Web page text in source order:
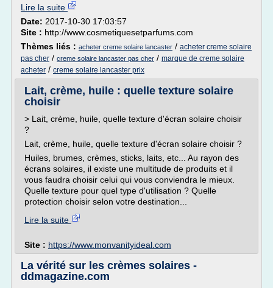
Lire la suite
Date: 2017-10-30 17:03:57
Site : http://www.cosmetiquesetparfums.com
Thèmes liés : acheter creme solaire lancaster / acheter creme solaire
pas cher / creme solaire lancaster pas cher / marque de creme solaire
acheter / creme solaire lancaster prix
Lait, crème, huile : quelle texture solaire
choisir
> Lait, crème, huile, quelle texture d'écran solaire choisir
?
Lait, crème, huile, quelle texture d'écran solaire choisir ?
Huiles, brumes, crèmes, sticks, laits, etc... Au rayon des
écrans solaires, il existe une multitude de produits et il
vous faudra choisir celui qui vous conviendra le mieux.
Quelle texture pour quel type d'utilisation ? Quelle
protection choisir selon votre destination...
Lire la suite
Site : https://www.monvanityideal.com
La vérité sur les crèmes solaires -
ddmagazine.com